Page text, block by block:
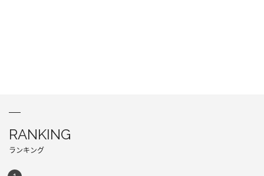
RANKING
ランキング